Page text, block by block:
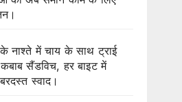
नाश्ते में चाय के साथ ट्राई
सैंडविच, हर बाइट में
स्वाद।